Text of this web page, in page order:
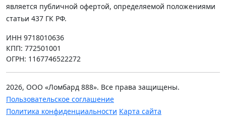
является публичной офертой, определяемой положениями
статьи 437 ГК РФ.
ИНН 9718010636
КПП: 772501001
ОГРН: 1167746522272
2026, ООО «Ломбард 888». Все права защищены.
Пользовательское соглашение
Политика конфиденциальности Карта сайта